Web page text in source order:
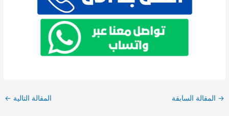
→ المقالة السابقة المقالة التالية ←